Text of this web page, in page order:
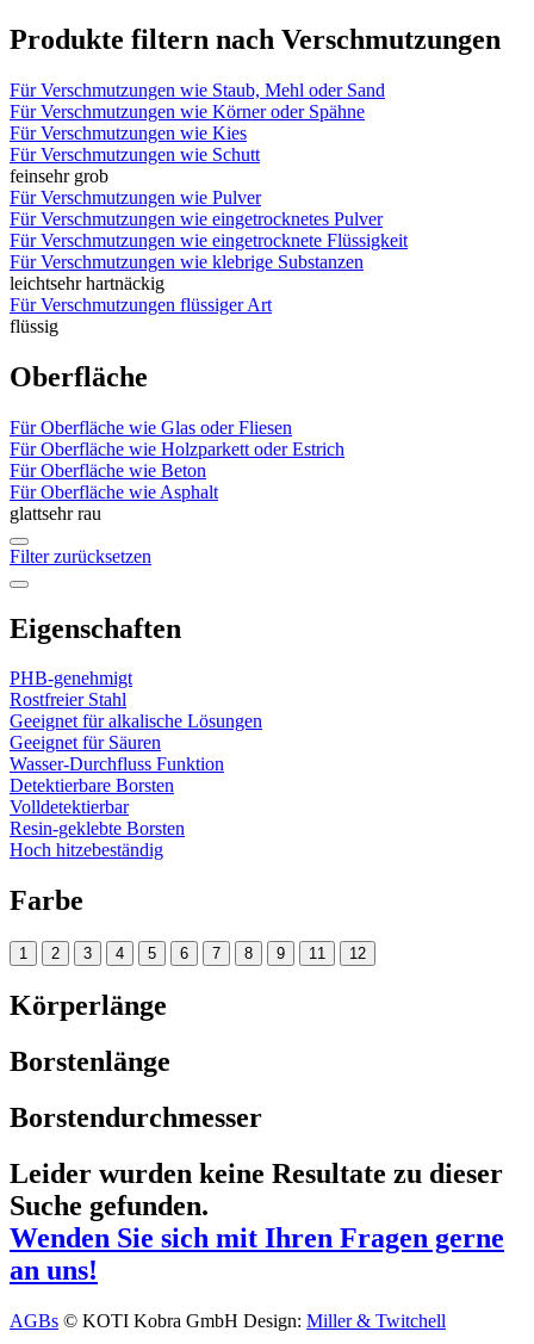
Produkte filtern nach Verschmutzungen
Für Verschmutzungen wie Staub, Mehl oder Sand
Für Verschmutzungen wie Körner oder Spähne
Für Verschmutzungen wie Kies
Für Verschmutzungen wie Schutt
feinsehr grob
Für Verschmutzungen wie Pulver
Für Verschmutzungen wie eingetrocknetes Pulver
Für Verschmutzungen wie eingetrocknete Flüssigkeit
Für Verschmutzungen wie klebrige Substanzen
leichtsehr hartnäckig
Für Verschmutzungen flüssiger Art
flüssig
Oberfläche
Für Oberfläche wie Glas oder Fliesen
Für Oberfläche wie Holzparkett oder Estrich
Für Oberfläche wie Beton
Für Oberfläche wie Asphalt
glattsehr rau
Filter zurücksetzen
Eigenschaften
PHB-genehmigt
Rostfreier Stahl
Geeignet für alkalische Lösungen
Geeignet für Säuren
Wasser-Durchfluss Funktion
Detektierbare Borsten
Volldetektierbar
Resin-geklebte Borsten
Hoch hitzebeständig
Farbe
1 2 3 4 5 6 7 8 9 11 12
Körperlänge
Borstenlänge
Borstendurchmesser
Leider wurden keine Resultate zu dieser
Suche gefunden.
Wenden Sie sich mit Ihren Fragen gerne
an uns!
AGBs © KOTI Kobra GmbH Design: Miller & Twitchell